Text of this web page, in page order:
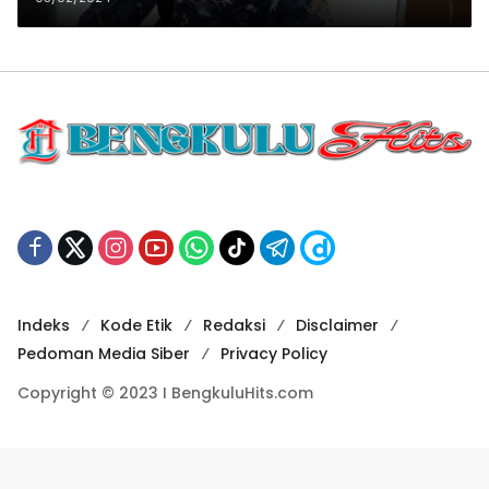
Indeks Kode Etik Redaksi
Disclaimer
Pedoman Media Siber
Privacy Policy
Copyright © 2023 I BengkuluHits.com